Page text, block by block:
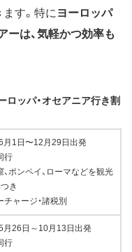
す。特に ヨーロッパ
ーは、気軽かつ効率も
ロッパ・オセアニア行き割
月1日〜12月29日出発
行
、ポンペイ、ローマなどを観光
き
チャージ・諸税別
月26日～10月13日出発
行